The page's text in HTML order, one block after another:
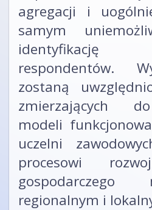
agregacji i
samym
identyfikację
respondentów.
zostaną
zmierzających
modeli
uczelni
procesowi
regionalnym i